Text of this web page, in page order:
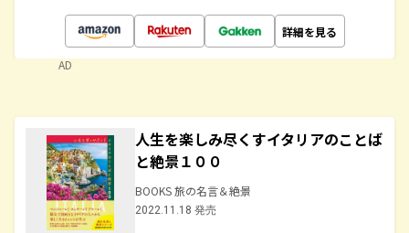
詳細を見る
AD
人生を楽しみ尽くすイタリアのことば
と絶景１００
BOOKS 旅の名言＆絶景
2022.11.18 発売